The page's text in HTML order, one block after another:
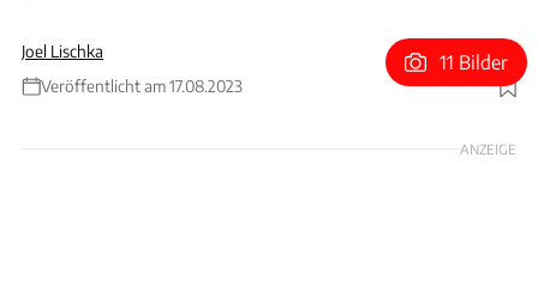
Joel Lischka
Veröffentlicht am 17.08.2023
Foto: Wilhelm
11 Bilder
ANZEIGE